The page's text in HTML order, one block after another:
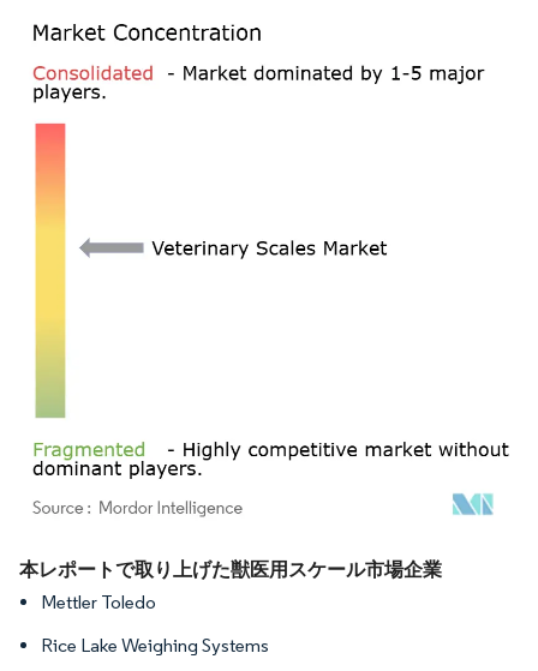
画像 © Mordor Intelligence。再利用にはCC BY 4.0の表示が必要です。
本レポートで取り上げた獣医用スケール市場企業
Mettler Toledo
Rice Lake Weighing Systems